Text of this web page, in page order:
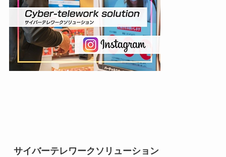
サイバーテレワークソリューション